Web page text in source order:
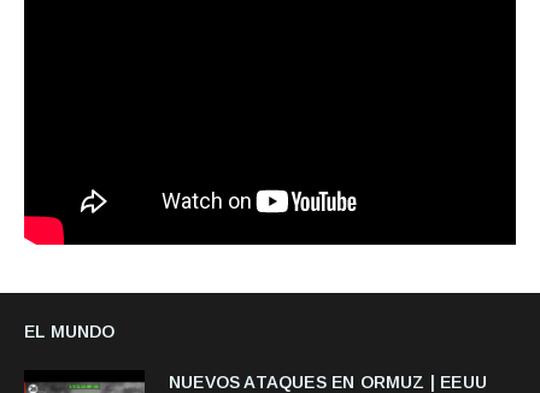
EL MUNDO
NUEVOS ATAQUES EN ORMUZ | EEUU